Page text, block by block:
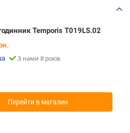
Temporis T019LS.02
З нами 8 років
Перейти в магазин